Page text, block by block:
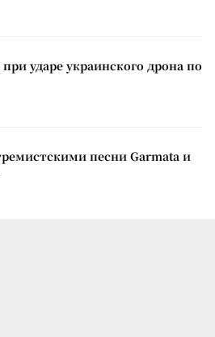
ударе украинского дрона по
песни Garmata и